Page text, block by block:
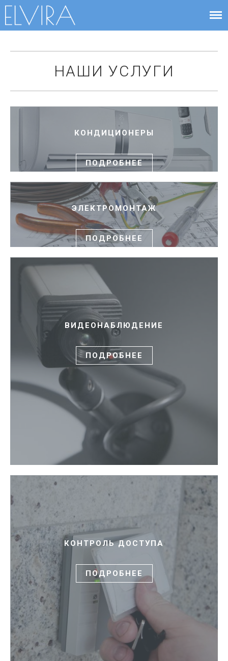
Про ЕЛВІРА
AJAX
Контакти
Сервісцентр
Вакансії
Чернигове
НАШИ УСЛУГИ
КОНДИЦИОНЕРЫ
ПОДРОБНЕЕ
ЭЛЕКТРОМОНТАЖ
ПОДРОБНЕЕ
ВИДЕОНАБЛЮДЕНИЕ
ПОДРОБНЕЕ
КОНТРОЛЬ ДОСТУПА
ПОДРОБНЕЕ